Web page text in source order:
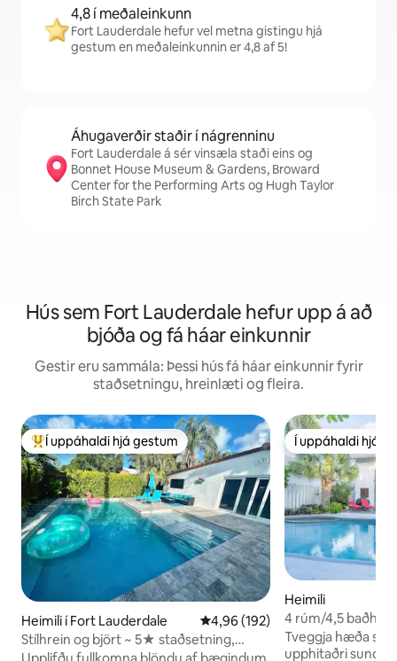
4,8 í meðaleinkunn
Fort Lauderdale hefur vel metna gistingu hjá
gestum en meðaleinkunnin er 4,8 af 5!
Áhugaverðir staðir í nágrenninu
Fort Lauderdale á sér vinsæla staði eins og
Bonnet House Museum & Gardens, Broward
Center for the Performing Arts og Hugh Taylor
Birch State Park
Hús sem Fort Lauderdale hefur upp á að
bjóða og fá háar einkunnir
Gestir eru sammála: Þessi hús fá háar einkunnir fyrir
staðsetningu, hreinlæti og fleira.
Í mestu uppáhaldi hjá gestum
Í uppáhaldi hjá gestum
Heimili í Fort Lauderdale 4,96 af 5 í meðaleinkunn, 192
4,96 (192)
Stílhrein og björt ~ 5★ staðsetning,
sundlaug, heitur pottur, Pkg
Í uppáhaldi hjá
Í uppáhaldi hjá
Heimili
4 rúm/4,5
Lauderdale
Tveggja hæða
upphitaðri